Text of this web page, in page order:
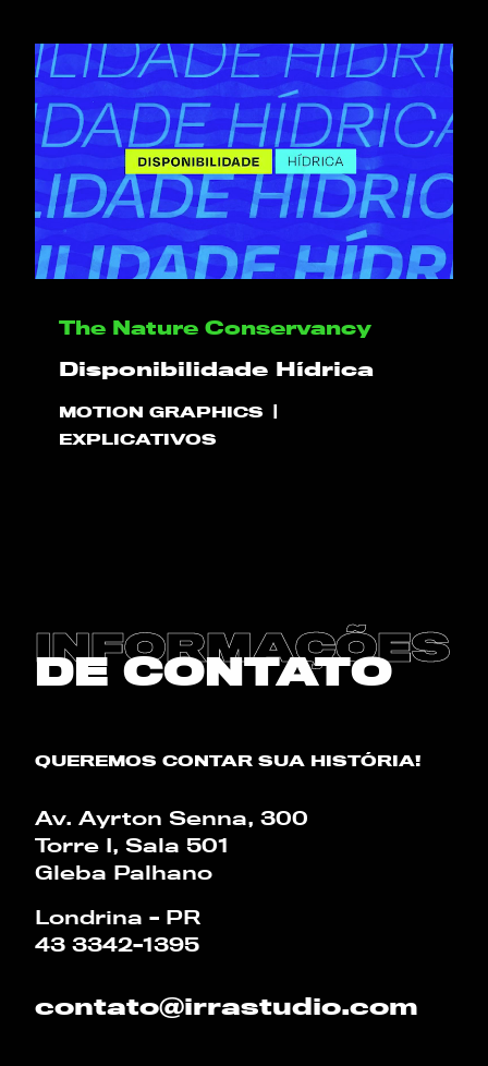
OLÁ
PLAY!
BLOG
The Nature Conservancy
Disponibilidade Hídrica
MOTION GRAPHICS
EXPLICATIVOS
INFORMAÇÕES
DE CONTATO
QUEREMOS CONTAR SUA HISTÓRIA!
Av. Ayrton Senna, 300
Torre I, Sala 501
Gleba Palhano
Londrina - PR
43 3342-1395
contato@irrastudio.com